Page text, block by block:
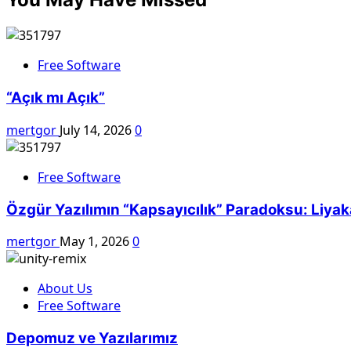
Free Software
“Açık mı Açık”
mertgor July 14, 20260
Free Software
Özgür Yazılımın “Kapsayıcılık” Paradoksu:
mertgor May 1, 20260
About Us
Free Software
Depomuz ve Yazılarımız